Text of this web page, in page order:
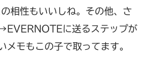
相性もいいしね。その他、さ
に送るステップが
メモもこの子で取ってます。